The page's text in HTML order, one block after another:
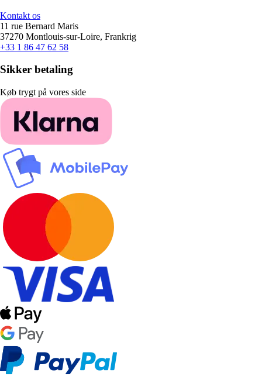
Kontakt os
11 rue Bernard Maris
37270 Montlouis-sur-Loire, Frankrig
+33 1 86 47 62 58
Sikker betaling
Køb trygt på vores side